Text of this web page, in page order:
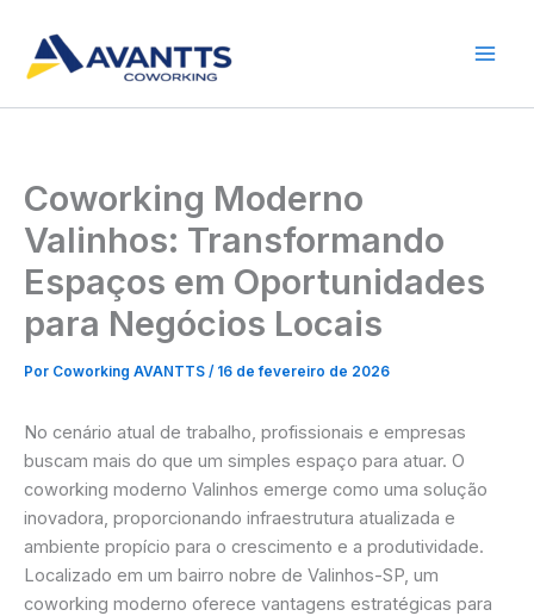
Coworking Moderno
Valinhos: Transformando
Espaços em Oportunidades
para Negócios Locais
Por Coworking AVANTTS / 16 de fevereiro de 2026
No cenário atual de trabalho, profissionais e empresas
buscam mais do que um simples espaço para atuar. O
coworking moderno Valinhos emerge como uma solução
inovadora, proporcionando infraestrutura atualizada e
ambiente propício para o crescimento e a produtividade.
Localizado em um bairro nobre de Valinhos-SP, um
coworking moderno oferece vantagens estratégicas para